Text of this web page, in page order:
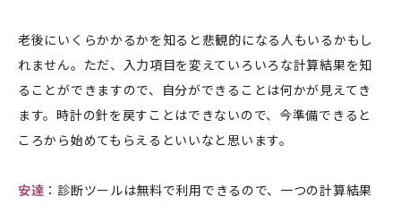
老後にいくらかかるかを知ると悲観的になる人もいるかもし
れません。ただ、入力項目を変えていろいろな計算結果を知
ることができますので、自分ができることは何かが見えてき
ます。時計の針を戻すことはできないので、今準備できると
ころから始めてもらえるといいなと思います。
安達 ：診断ツールは無料で利用できるので、一つの計算結果